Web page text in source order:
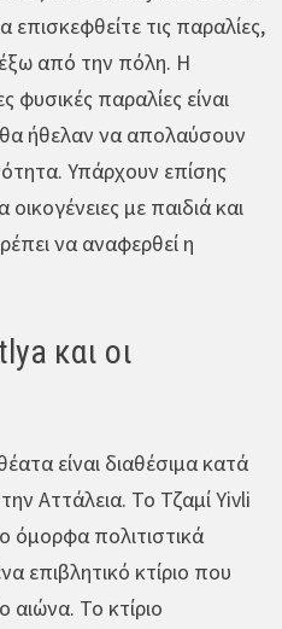
τις παραλίες,
έξω από την πόλη. Η
φυσικές παραλίες είναι
θα ήθελαν να απολαύσουν
Υπάρχουν επίσης
με παιδιά και
να αναφερθεί η
και οι
είναι διαθέσιμα κατά
Αττάλεια. Το Τζαμί Yivli
όμορφα πολιτιστικά
επιβλητικό κτίριο που
αιώνα. Το κτίριο